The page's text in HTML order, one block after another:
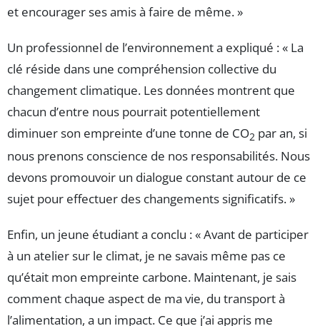
et encourager ses amis à faire de même. »
Un professionnel de l’environnement a expliqué : « La
clé réside dans une compréhension collective du
changement climatique. Les données montrent que
chacun d’entre nous pourrait potentiellement
diminuer son empreinte d’une tonne de CO2 par an, si
nous prenons conscience de nos responsabilités. Nous
devons promouvoir un dialogue constant autour de ce
sujet pour effectuer des changements significatifs. »
Enfin, un jeune étudiant a conclu : « Avant de participer
à un atelier sur le climat, je ne savais même pas ce
qu’était mon empreinte carbone. Maintenant, je sais
comment chaque aspect de ma vie, du transport à
l’alimentation, a un impact. Ce que j’ai appris me